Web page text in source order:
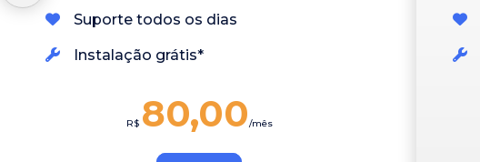
Suporte todos os dias
Instalação grátis*
R$ 80,00/mês